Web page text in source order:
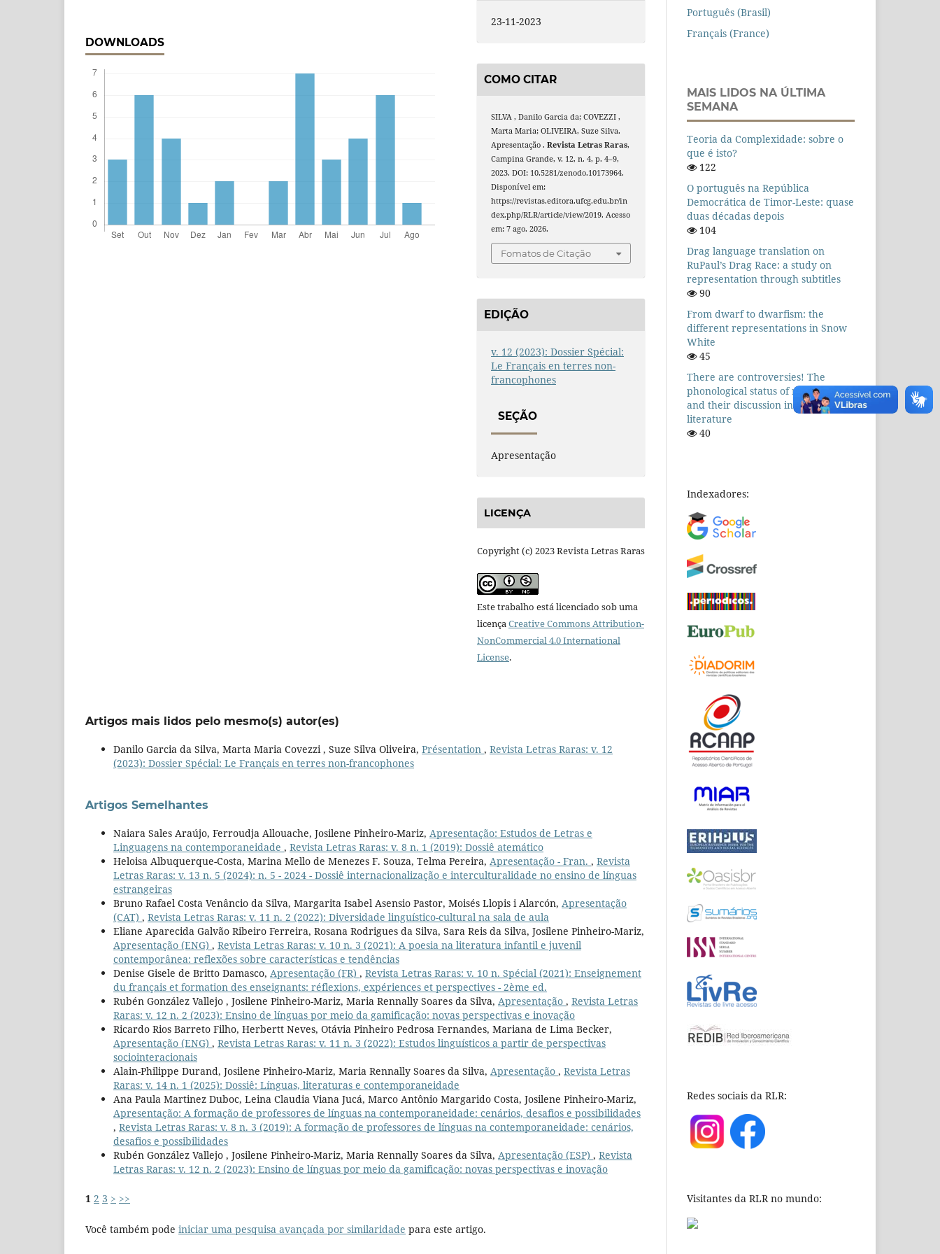
DOWNLOADS
23-11-2023
COMO CITAR
SILVA , Danilo Garcia da; COVEZZI ,
Marta Maria; OLIVEIRA, Suze Silva.
Apresentação .Revista Letras Raras,
Campina Grande, v. 12, n. 4, p. 4–9,
2023. DOI: 10.5281/zenodo.10173964.
Disponível em:
https://revistas.editora.ufcg.edu.br/in
dex.php/RLR/article/view/2019. Acesso
em: 7 ago. 2026.
Fomatos de Citação
EDIÇÃO
v. 12 (2023): Dossier Spécial:
Le Français en terres non-
francophones
SEÇÃO
Apresentação
LICENÇA
Copyright (c) 2023 Revista Letras Raras
Este trabalho está licenciado sob uma
licençaCreative Commons Attribution-
NonCommercial 4.0 International
License.
Artigos mais lidos pelo mesmo(s) autor(es)
Danilo Garcia da Silva, Marta Maria Covezzi , Suze Silva Oliveira, Présentation , Revista Letras Raras: v. 12
(2023): Dossier Spécial: Le Français en terres non-francophones
Artigos Semelhantes
Naiara Sales Araújo, Ferroudja Allouache, Josilene Pinheiro-Mariz, Apresentação: Estudos de Letras e
Linguagens na contemporaneidade , Revista Letras Raras: v. 8 n. 1 (2019): Dossiê atemático
Heloisa Albuquerque-Costa, Marina Mello de Menezes F. Souza, Telma Pereira, Apresentação - Fran. , Revista
Letras Raras: v. 13 n. 5 (2024): n. 5 - 2024 - Dossiê internacionalização e interculturalidade no ensino de línguas
estrangeiras
Bruno Rafael Costa Venâncio da Silva, Margarita Isabel Asensio Pastor, Moisés Llopis i Alarcón, Apresentação
(CAT) , Revista Letras Raras: v. 11 n. 2 (2022): Diversidade linguístico-cultural na sala de aula
Eliane Aparecida Galvão Ribeiro Ferreira, Rosana Rodrigues da Silva, Sara Reis da Silva, Josilene Pinheiro-Mariz,
Apresentação (ENG) , Revista Letras Raras: v. 10 n. 3 (2021): A poesia na literatura infantil e juvenil
contemporânea: reflexões sobre características e tendências
Denise Gisele de Britto Damasco, Apresentação (FR) , Revista Letras Raras: v. 10 n. Spécial (2021): Enseignement
du français et formation des enseignants: réflexions, expériences et perspectives - 2ème ed.
Rubén González Vallejo , Josilene Pinheiro-Mariz, Maria Rennally Soares da Silva, Apresentação , Revista Letras
Raras: v. 12 n. 2 (2023): Ensino de línguas por meio da gamificação: novas perspectivas e inovação
Ricardo Rios Barreto Filho, Herbertt Neves, Otávia Pinheiro Pedrosa Fernandes, Mariana de Lima Becker,
Apresentação (ENG) , Revista Letras Raras: v. 11 n. 3 (2022): Estudos linguísticos a partir de perspectivas
sociointeracionais
Alain-Philippe Durand, Josilene Pinheiro-Mariz, Maria Rennally Soares da Silva, Apresentação , Revista Letras
Raras: v. 14 n. 1 (2025): Dossiê: Línguas, literaturas e contemporaneidade
Ana Paula Martinez Duboc, Leina Claudia Viana Jucá, Marco Antônio Margarido Costa, Josilene Pinheiro-Mariz,
Apresentação: A formação de professores de línguas na contemporaneidade: cenários, desafios e possibilidades
, Revista Letras Raras: v. 8 n. 3 (2019): A formação de professores de línguas na contemporaneidade: cenários,
desafios e possibilidades
Rubén González Vallejo , Josilene Pinheiro-Mariz, Maria Rennally Soares da Silva, Apresentação (ESP) , Revista
Letras Raras: v. 12 n. 2 (2023): Ensino de línguas por meio da gamificação: novas perspectivas e inovação
1 2 3 > >>
Você também pode iniciar uma pesquisa avançada por similaridade para este artigo.
Português (Brasil)
Français (France)
MAIS LIDOS NA ÚLTIMA
SEMANA
Teoria da Complexidade: sobre o
que é isto?
122
O português na República
Democrática de Timor-Leste: quase
duas décadas depois
104
Drag language translation on
RuPaul’s Drag Race: a study on
representation through subtitles
90
From dwarf to dwarfism: the
different representations in Snow
White
45
There are controversies! The
phonological status of nasal vowels
and their discussion in the
literature
40
Indexadores:
Redes sociais da RLR:
Visitantes da RLR no mundo: